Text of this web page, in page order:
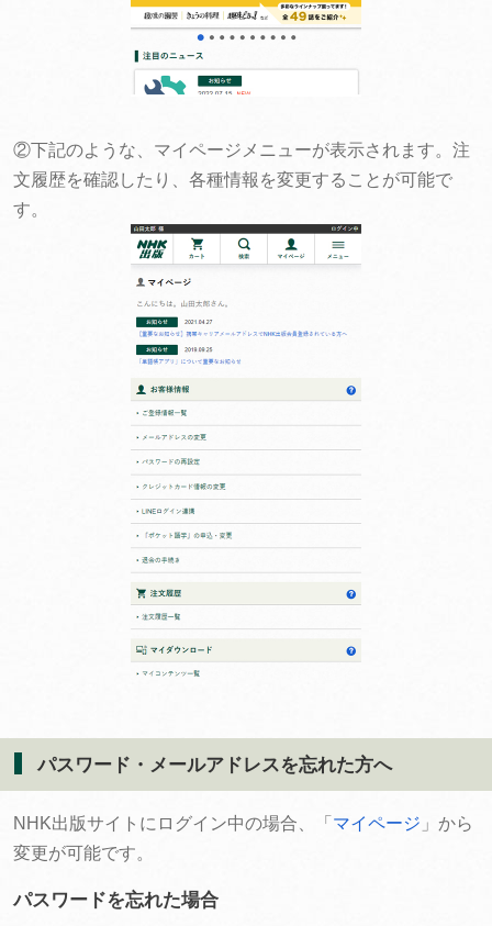
②下記のような、マイページメニューが表示されます。注
文履歴を確認したり、各種情報を変更することが可能で
す。
パスワード・メールアドレスを忘れた方へ
NHK出版サイトにログイン中の場合、「 マイページ 」から
変更が可能です。
パスワードを忘れた場合